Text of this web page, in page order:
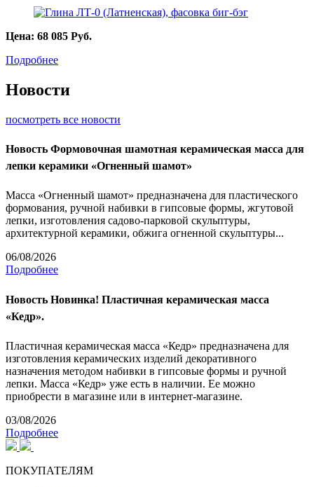
Цена: 68 085 Руб.
Подробнее
Новости
посмотреть все новости
Новость Формовочная шамотная керамическая масса для
лепки керамики «Огненный шамот»
Масса «Огненный шамот» предназначена для пластического
формования, ручной набивки в гипсовые формы, жгутовой
лепки, изготовления садово-парковой скульптуры,
архитектурной керамики, обжига огненной скульптуры...
06/08/2026
Подробнее
Новость Новинка! Пластичная керамическая масса
«Кедр».
Пластичная керамическая масса «Кедр» предназначена для
изготовления керамических изделий декоративного
назначения методом набивки в гипсовые формы и ручной
лепки. Масса «Кедр» уже есть в наличии. Ее можно
приобрести в магазине или в интернет-магазине.
03/08/2026
Подробнее
ПОКУПАТЕЛЯМ